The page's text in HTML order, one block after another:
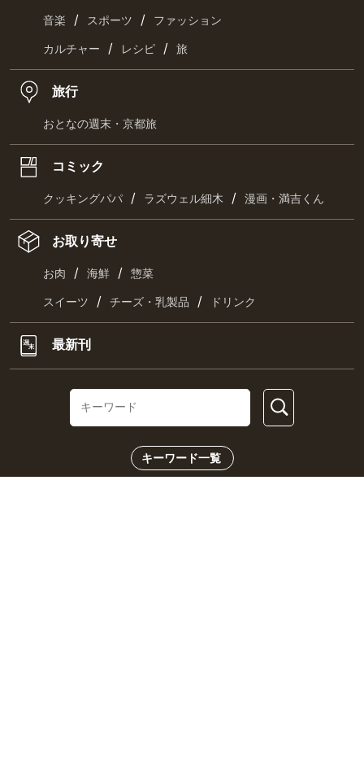
音楽 / スポーツ / ファッション
カルチャー / レシピ / 旅
旅行
おとなの週末・京都旅
コミック
クッキングパパ / ラズウェル細木 / 漫画・満吉くん
お取り寄せ
お肉 / 海鮮 / 惣菜
スイーツ / チーズ・乳製品 / ドリンク
最新刊
キーワード一覧